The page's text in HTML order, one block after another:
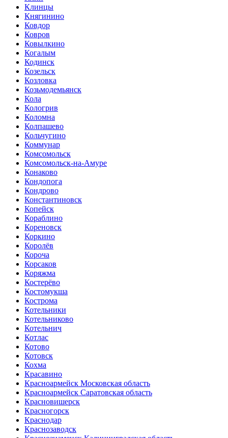
Клинцы
Княгинино
Ковдор
Ковров
Ковылкино
Когалым
Кодинск
Козельск
Козловка
Козьмодемьянск
Кола
Кологрив
Коломна
Колпашево
Кольчугино
Коммунар
Комсомольск
Комсомольск-на-Амуре
Конаково
Кондопога
Кондрово
Константиновск
Копейск
Кораблино
Кореновск
Коркино
Королёв
Короча
Корсаков
Коряжма
Костерёво
Костомукша
Кострома
Котельники
Котельниково
Котельнич
Котлас
Котово
Котовск
Кохма
Красавино
Красноармейск Московская область
Красноармейск Саратовская область
Красновишерск
Красногорск
Краснодар
Краснозаводск